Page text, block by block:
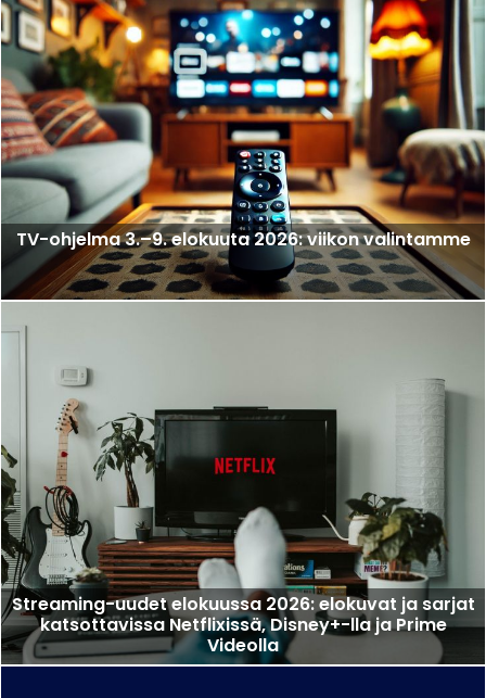
TV-ohjelma 3.–9. elokuuta 2026: viikon valintamme
Streaming-uudet elokuussa 2026: elokuvat ja sarjat
katsottavissa Netflixissä, Disney+-lla ja Prime
Videolla